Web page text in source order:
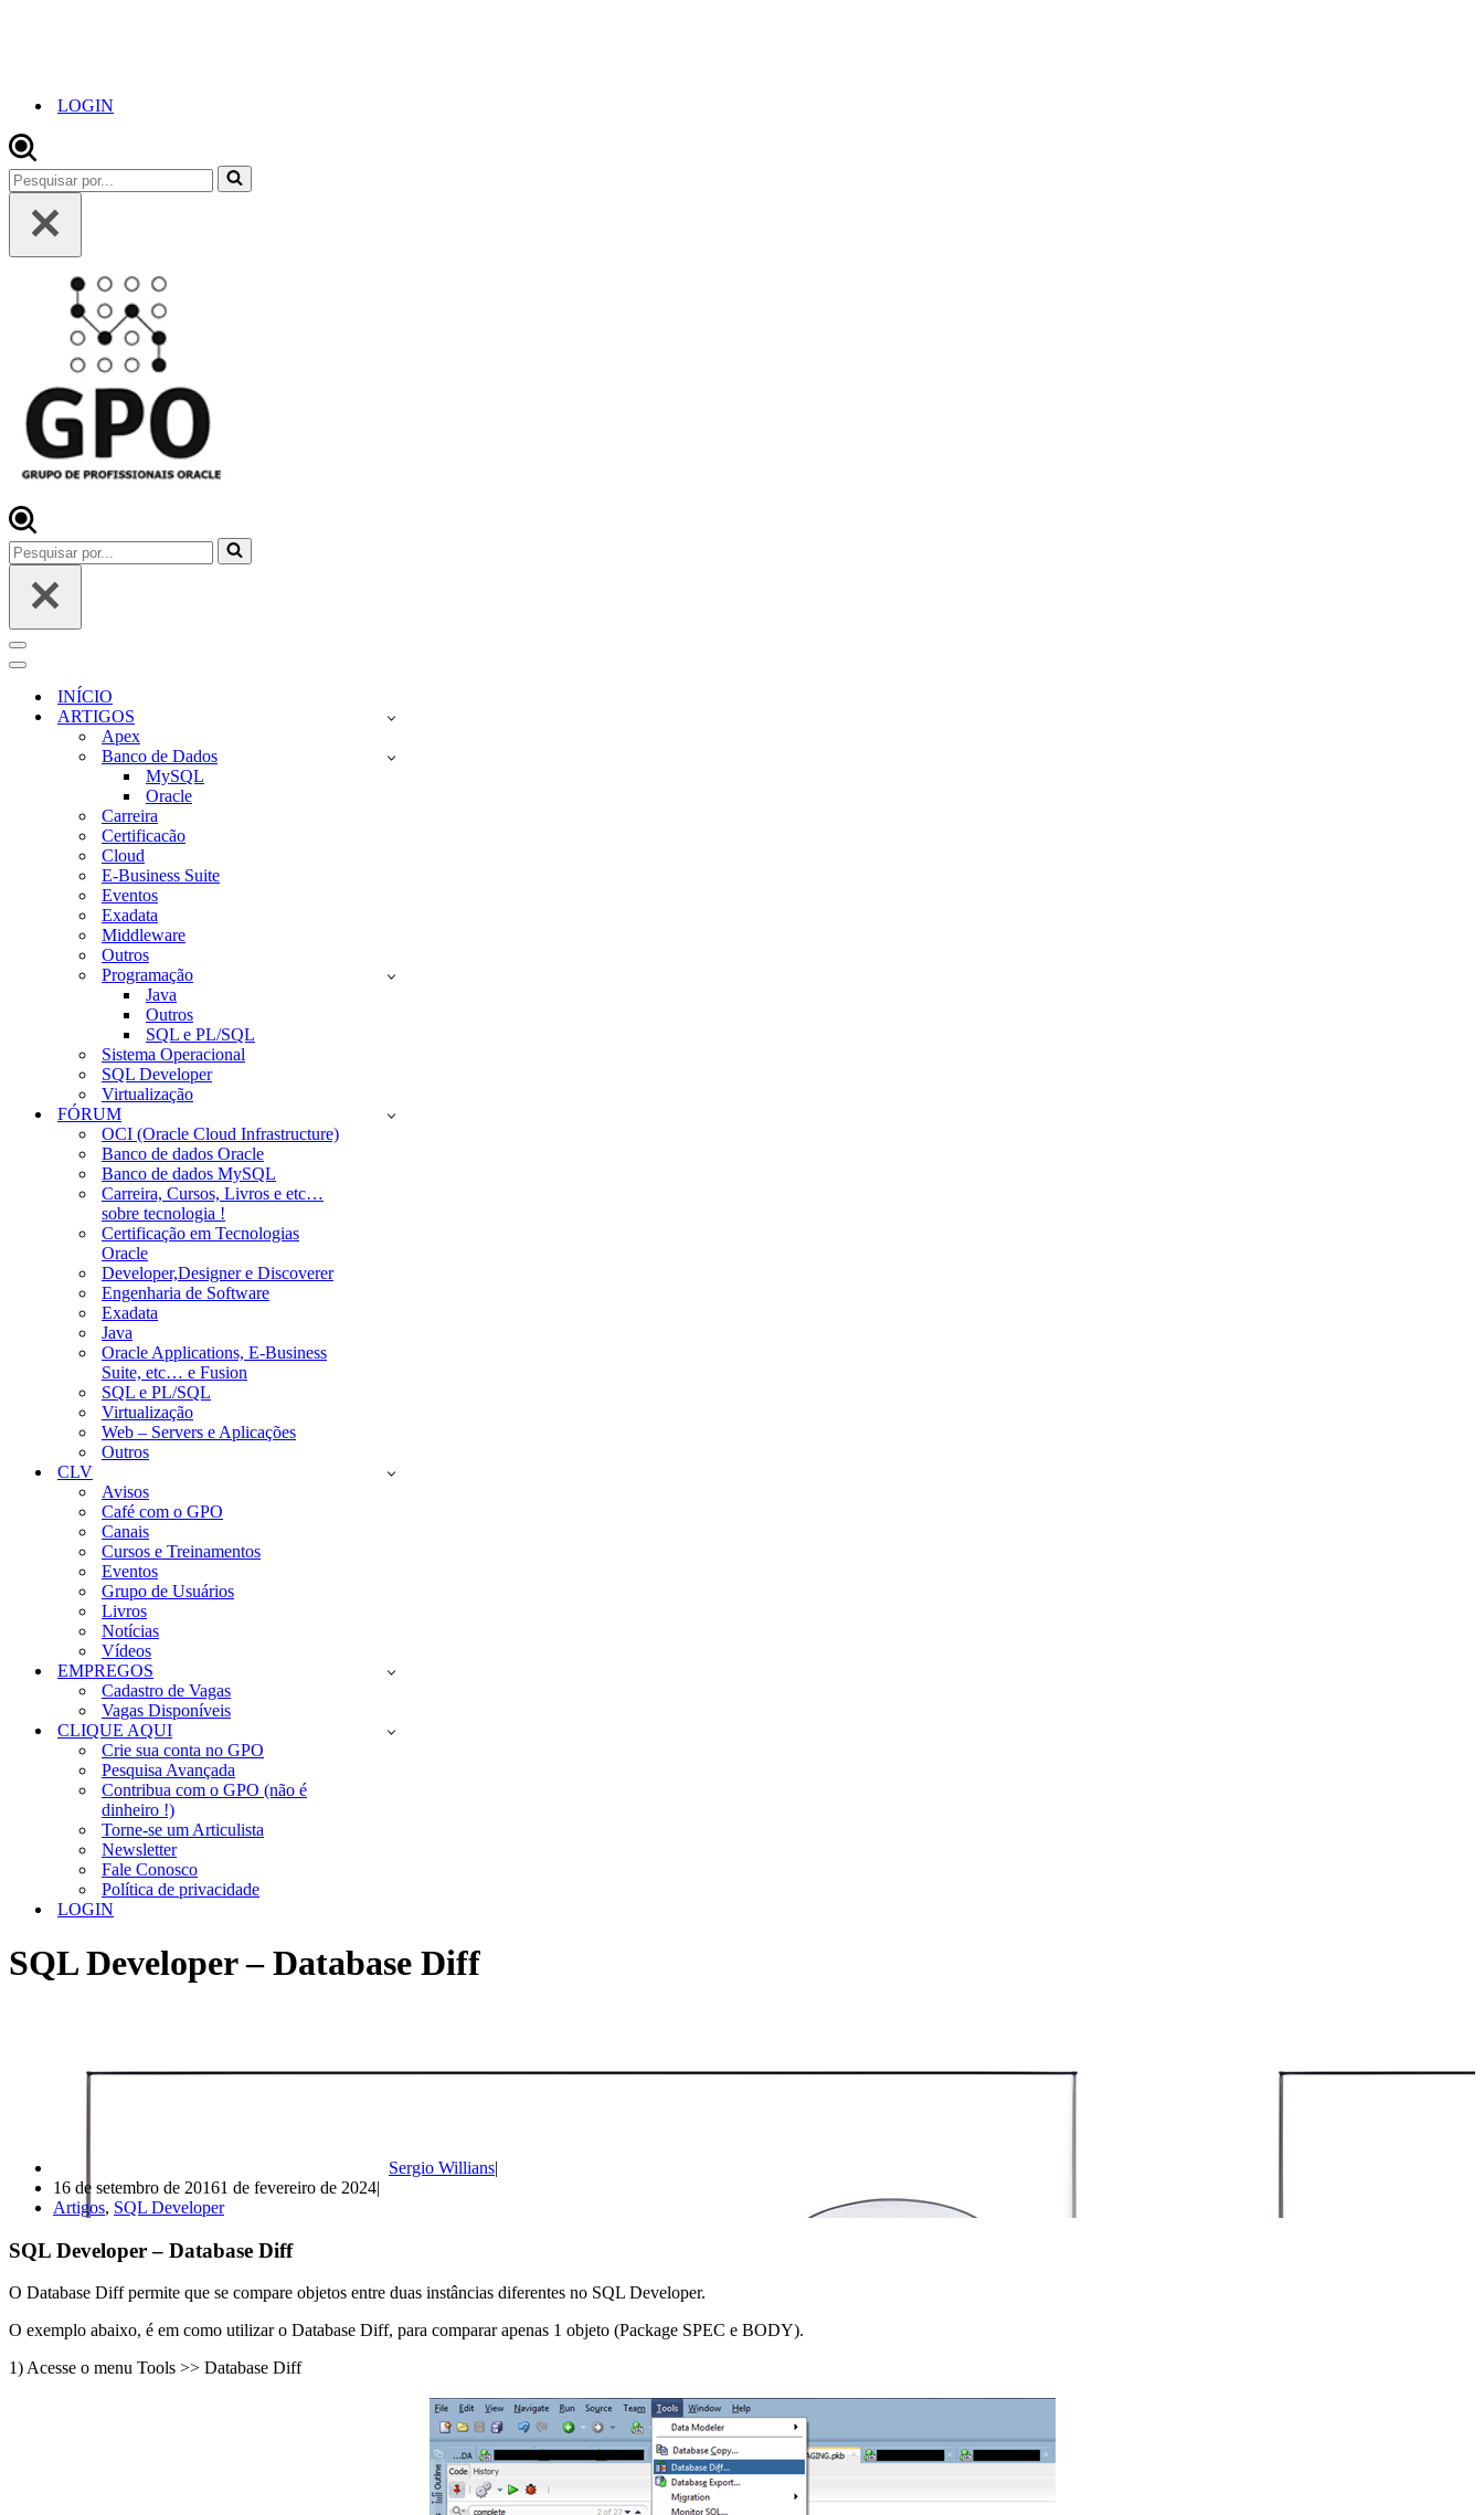
LOGIN
Pesquisar
por...
Pesquisar
por...
Menu
de
navegação
Menu
navegaçãoINÍCIO
ARTIGOS
Apex
Banco de Dados
MySQL
Oracle
Carreira
Certificacão
Cloud
E-Business Suite
Eventos
Exadata
Middleware
Outros
Programação
Java
Outros
SQL e PL/SQL
Sistema Operacional
SQL Developer
Virtualização
FÓRUM
OCI (Oracle Cloud Infrastructure)
Banco de dados Oracle
Banco de dados MySQL
Carreira, Cursos, Livros e etc…
sobre tecnologia !
Certificação em Tecnologias
Oracle
Developer,Designer e Discoverer
Engenharia de Software
Exadata
Java
Oracle Applications, E-Business
Suite, etc… e Fusion
SQL e PL/SQL
Virtualização
Web – Servers e Aplicações
Outros
CLV
Avisos
Café com o GPO
Canais
Cursos e Treinamentos
Eventos
Grupo de Usuários
Livros
Notícias
Vídeos
EMPREGOS
Cadastro de Vagas
Vagas Disponíveis
CLIQUE AQUI
Crie sua conta no GPO
Pesquisa Avançada
Contribua com o GPO (não é
dinheiro !)
Torne-se um Articulista
Newsletter
Fale Conosco
Política de privacidade
LOGIN
SQL Developer – Database Diff
Sergio Willians
16 de setembro de 20161 de fevereiro de 2024
Artigos, SQL Developer
SQL Developer – Database Diff
O Database Diff permite que se compare objetos entre duas instâncias diferentes no SQL Developer.
O exemplo abaixo, é em como utilizar o Database Diff, para comparar apenas 1 objeto (Package SPEC e BODY).
1) Acesse o menu Tools >> Database Diff